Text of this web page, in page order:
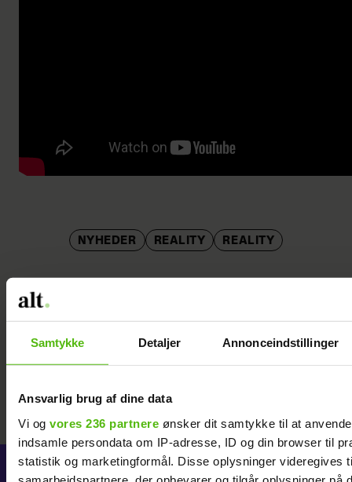
Samtykke Detaljer Annonceindstillinger
Ansvarlig brug af dine data
Vi og vores 236 partnere ønsker dit samtykke til at
indsamle persondata om IP-adresse, ID og din browser til
statistik og marketingformål. Disse oplysninger videregives
NYHEDER REALITY REALITY